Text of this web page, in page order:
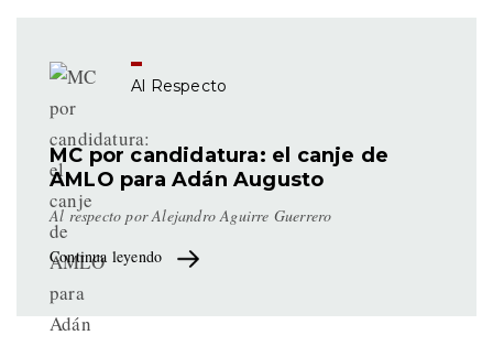
Al Respecto
MC por candidatura: el canje de
AMLO para Adán Augusto
Al respecto por Alejandro Aguirre Guerrero
Continua leyendo